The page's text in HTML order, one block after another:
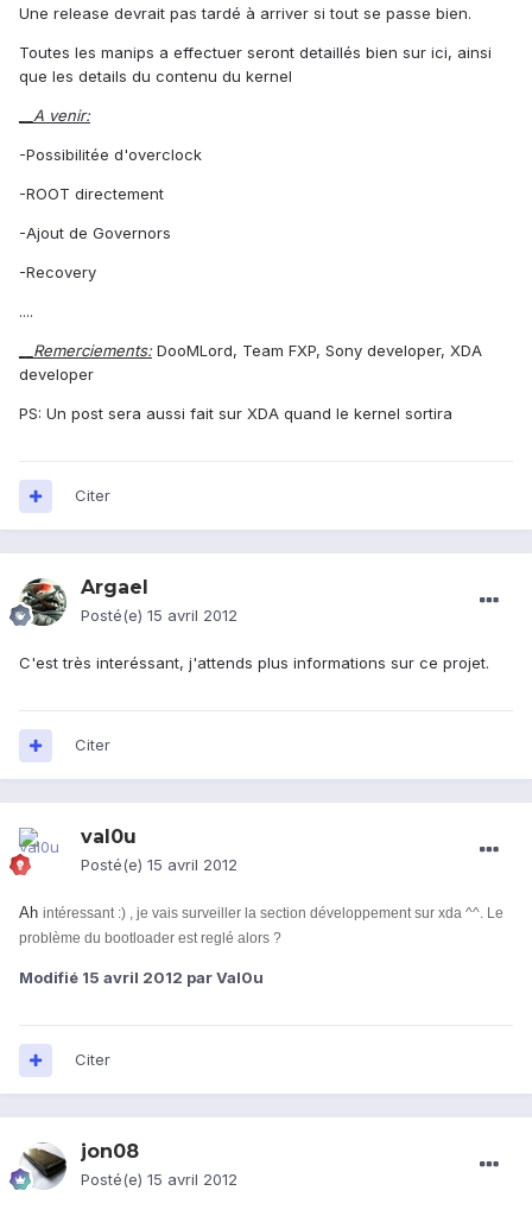
Une release devrait pas tardé à arriver si tout se passe bien.
Toutes les manips a effectuer seront detaillés bien sur ici, ainsi
que les details du contenu du kernel
__A venir:
-Possibilitée d'overclock
-ROOT directement
-Ajout de Governors
-Recovery
....
__Remerciements: DooMLord, Team FXP, Sony developer, XDA
developer
PS: Un post sera aussi fait sur XDA quand le kernel sortira
Citer
Argael
Posté(e) 15 avril 2012
C'est très interéssant, j'attends plus informations sur ce projet.
Citer
val0u
Posté(e) 15 avril 2012
Ah intéressant :) , je vais surveiller la section développement sur xda ^^. Le
problème du bootloader est reglé alors ?
Modifié 15 avril 2012 par Val0u
Citer
jon08
Posté(e) 15 avril 2012